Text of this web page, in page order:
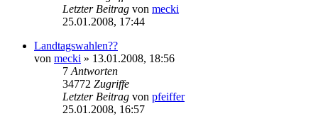
Letzter Beitrag von mecki
25.01.2008, 17:44
Landtagswahlen??
von mecki » 13.01.2008, 18:56
7 Antworten
34772 Zugriffe
Letzter Beitrag von pfeiffer
25.01.2008, 16:57